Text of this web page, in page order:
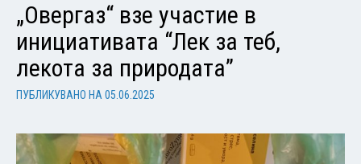
„Овергаз“ взе участие в
инициативата “Лек за теб,
лекота за природата”
ПУБЛИКУВАНО НА 05.06.2025